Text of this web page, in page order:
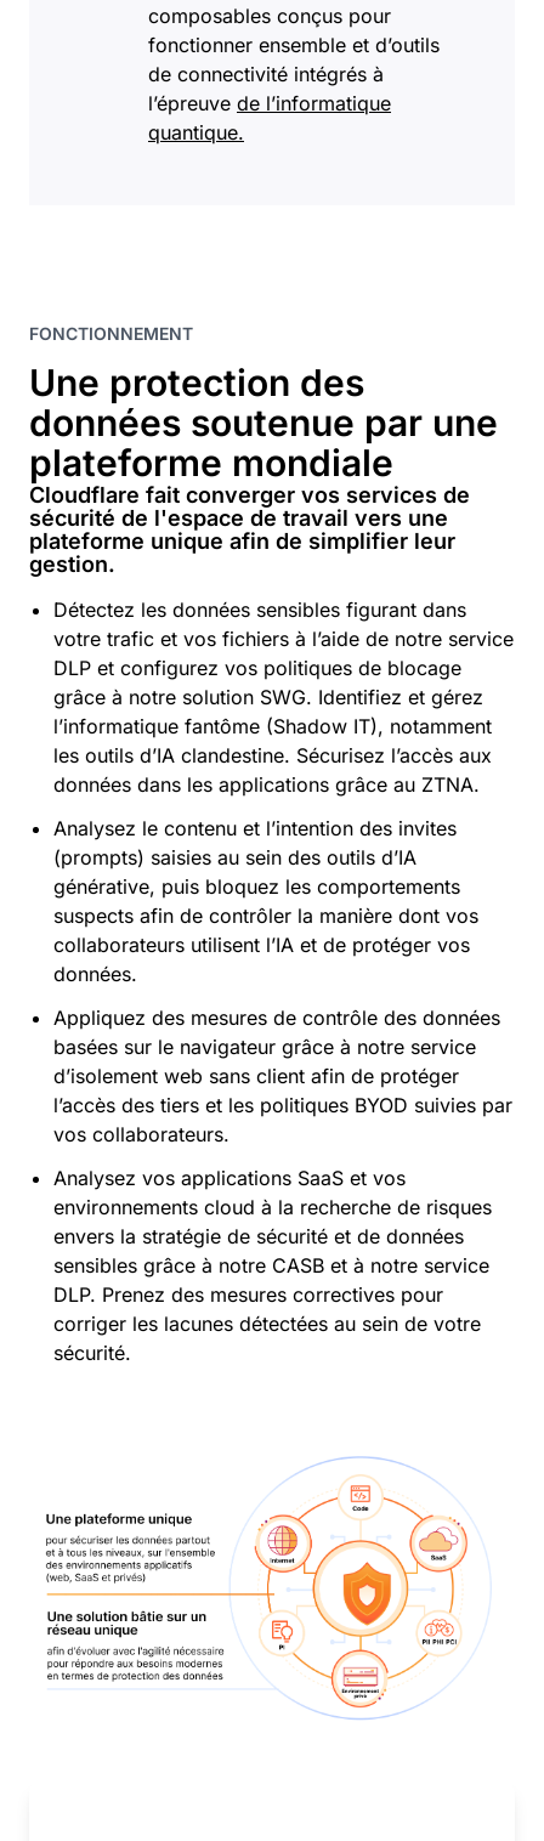
composables conçus pour
fonctionner ensemble et d’outils
de connectivité intégrés à
l’épreuve de l’informatique
quantique.
FONCTIONNEMENT
Une protection des
données soutenue par une
plateforme mondiale
Cloudflare fait converger vos services de
sécurité de l'espace de travail vers une
plateforme unique afin de simplifier leur
gestion.
Détectez les données sensibles figurant dans
votre trafic et vos fichiers à l’aide de notre service
DLP et configurez vos politiques de blocage
grâce à notre solution SWG. Identifiez et gérez
l’informatique fantôme (Shadow IT), notamment
les outils d’IA clandestine. Sécurisez l’accès aux
données dans les applications grâce au ZTNA.
Analysez le contenu et l’intention des invites
(prompts) saisies au sein des outils d’IA
générative, puis bloquez les comportements
suspects afin de contrôler la manière dont vos
collaborateurs utilisent l’IA et de protéger vos
données.
Appliquez des mesures de contrôle des données
basées sur le navigateur grâce à notre service
d’isolement web sans client afin de protéger
l’accès des tiers et les politiques BYOD suivies par
vos collaborateurs.
Analysez vos applications SaaS et vos
environnements cloud à la recherche de risques
envers la stratégie de sécurité et de données
sensibles grâce à notre CASB et à notre service
DLP. Prenez des mesures correctives pour
corriger les lacunes détectées au sein de votre
sécurité.